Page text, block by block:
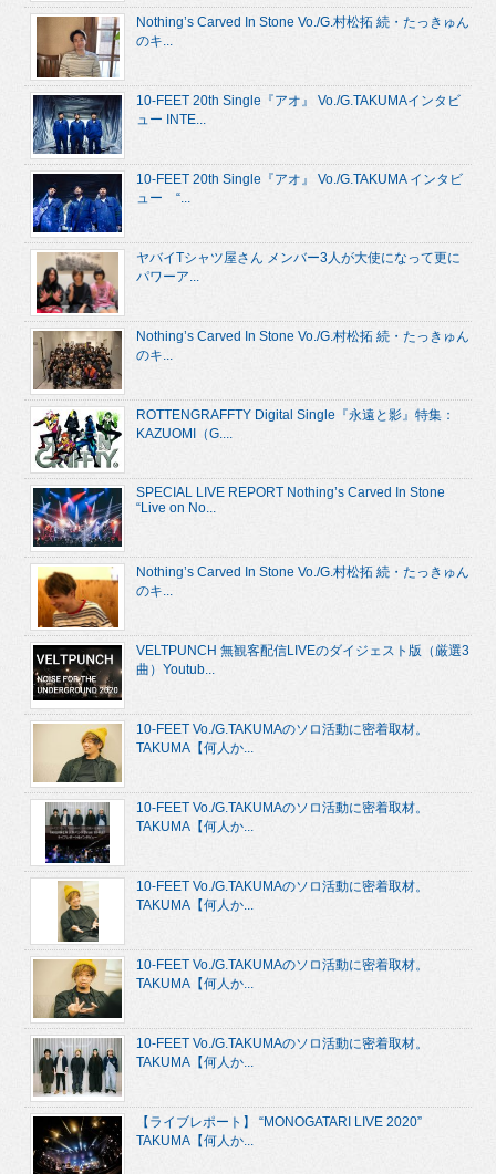
Nothing’s Carved In Stone Vo./G.村松拓 続・たっきゅん
のキ...
10-FEET 20th Single『アオ』 Vo./G.TAKUMAインタビ
ュー INTE...
10-FEET 20th Single『アオ』 Vo./G.TAKUMA インタビ
ュー “...
ヤバイTシャツ屋さん メンバー3人が大使になって更に
パワーア...
Nothing’s Carved In Stone Vo./G.村松拓 続・たっきゅん
のキ...
ROTTENGRAFFTY Digital Single『永遠と影』特集：
KAZUOMI（G....
SPECIAL LIVE REPORT Nothing’s Carved In Stone
“Live on No...
Nothing’s Carved In Stone Vo./G.村松拓 続・たっきゅん
のキ...
VELTPUNCH 無観客配信LIVEのダイジェスト版（厳選3
曲）Youtub...
10-FEET Vo./G.TAKUMAのソロ活動に密着取材。
TAKUMA【何人か...
10-FEET Vo./G.TAKUMAのソロ活動に密着取材。
TAKUMA【何人か...
10-FEET Vo./G.TAKUMAのソロ活動に密着取材。
TAKUMA【何人か...
10-FEET Vo./G.TAKUMAのソロ活動に密着取材。
TAKUMA【何人か...
10-FEET Vo./G.TAKUMAのソロ活動に密着取材。
TAKUMA【何人か...
【ライブレポート】 “MONOGATARI LIVE 2020”
TAKUMA【何人か...